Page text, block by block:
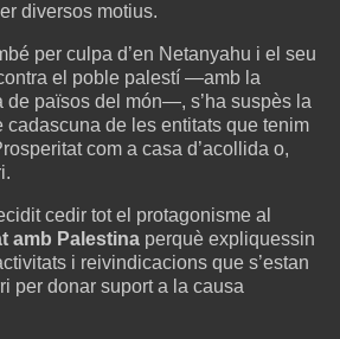
diversos motius.
per culpa d’en Netanyahu i el seu
el poble palestí —amb la
de països del món—, s’ha suspès la
cadascuna de les entitats que tenim
com a casa d’acollida o,
cedir tot el protagonisme al
amb Palestina perquè expliquessin
i reivindicacions que s’estan
per donar suport a la causa